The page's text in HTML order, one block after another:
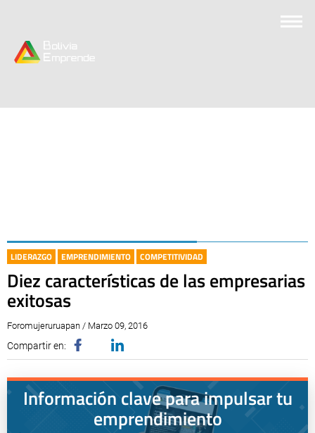
LIDERAZGO EMPRENDIMIENTO COMPETITIVIDAD
Diez características de las empresarias
exitosas
Foromujeruruapan / Marzo 09, 2016
Compartir en:
Información clave para impulsar tu
emprendimiento